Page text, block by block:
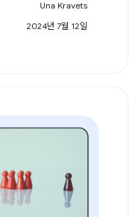
Una Kravets
2024년 7월 12일